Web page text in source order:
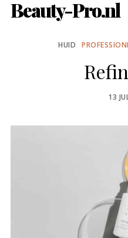
Beauty-Pro.nl
HUID
13